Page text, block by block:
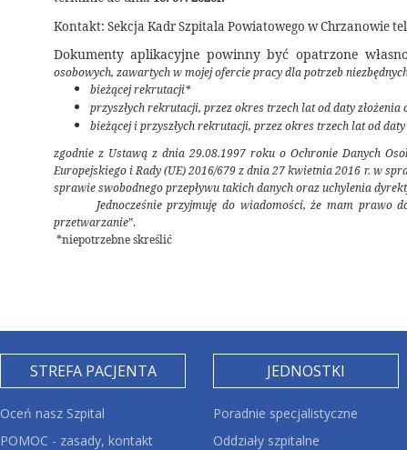
Kontakt: Sekcja Kadr Szpitala Powiatowego w Chrzanowie tel.
Dokumenty aplikacyjne powinny być opatrzone
osobowych, zawartych w mojej ofercie pracy dla potrzeb
bieżącej rekrutacji*
przyszłych rekrutacji, przez okres trzech lat od daty złożenia
bieżącej i przyszłych rekrutacji, przez okres trzech lat od
zgodnie z Ustawą z dnia 29.08.1997 roku o Ochronie Danych
Europejskiego i Rady (UE) 2016/679 z dnia 27 kwietnia 2016 r. w
sprawie swobodnego przepływu takich danych oraz uchylenia
Jednocześnie przyjmuję do wiadomości, że mam prawo
przetwarzanie”.
*niepotrzebne skreślić
STREFA PACJENTA
Oceń nasz Szpital
POMOC - zasady, kontakt
JEDNOSTKI
Poradnie specjalistyczne
Oddziały szpitalne